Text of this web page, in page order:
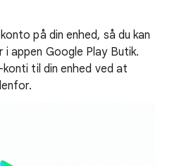
på din enhed, så du kan
appen Google Play Butik.
til din enhed ved at